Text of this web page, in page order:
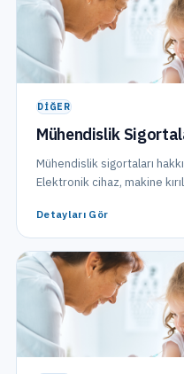
DIĞER
Mühendislik
Mühendislik sigortaları
Elektronik cihaz, makine
Detayları Gör